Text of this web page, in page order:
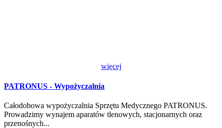
więcej
PATRONUS - Wypożyczalnia
Całodobowa wypożyczalnia Sprzętu Medycznego PATRONUS.
Prowadzimy wynajem aparatów tlenowych, stacjonarnych oraz
przenośnych...